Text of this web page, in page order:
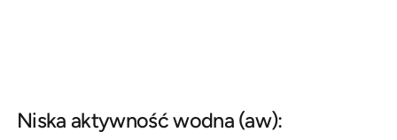
Niska aktywność wodna (aw):